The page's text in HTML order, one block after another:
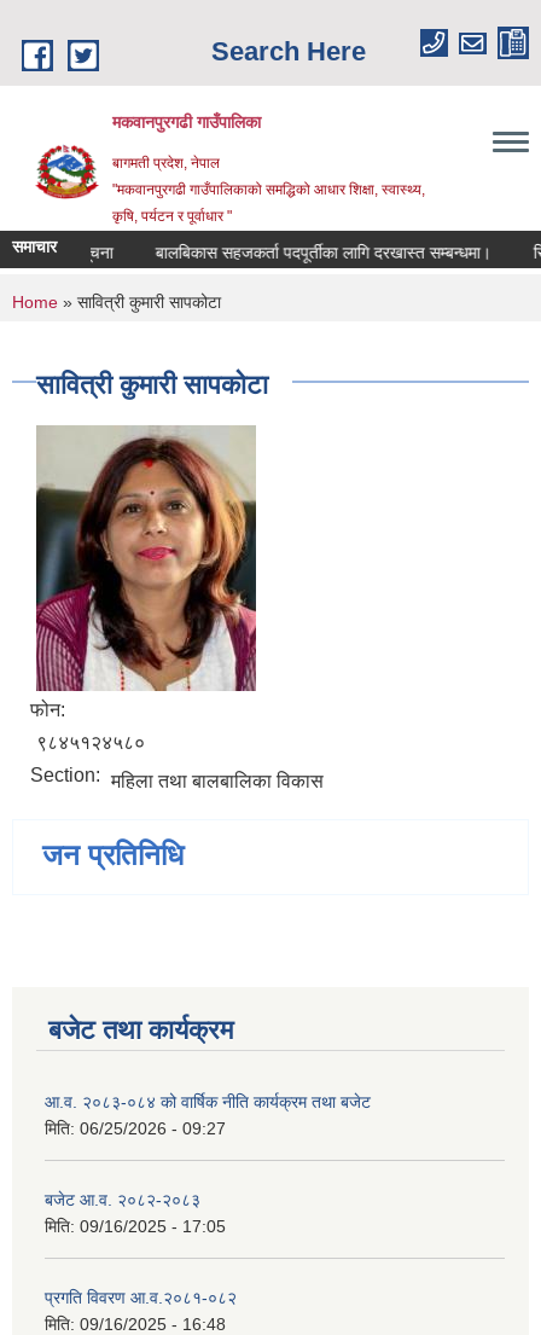
Search Here
मकवानपुरगढी गाउँपालिका
बागमती प्रदेश, नेपाल
"मकवानपुरगढी गाउँपालिकाको समद्धिको आधार शिक्षा, स्‍वास्‍थ्‍य,
कृषि, पर्यटन र पूर्वाधार "
समाचार
सूचना बालबिकास सहजकर्ता पदपूर्तीका लागि दरखास्त सम्बन्धमा। रिक्त
You are here
Home » सावित्री कुमारी सापकोटा
सावित्री कुमारी सापकोटा
फोन:
९८४५१२४५८०
Section: महिला तथा बालबालिका विकास
जन प्रतिनिधि
बजेट तथा कार्यक्रम
आ.व. २०८३-०८४ को वार्षिक नीति कार्यक्रम तथा बजेट
मिति: 06/25/2026 - 09:27
बजेट आ.व. २०८२-२०८३
मिति: 09/16/2025 - 17:05
प्रगति विवरण आ.व.२०८१-०८२
मिति: 09/16/2025 - 16:48